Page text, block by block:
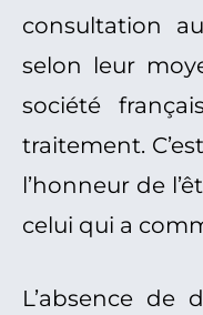
consultation
selon leur
société
traitement.
l’honneur de
celui qui a
L’absence